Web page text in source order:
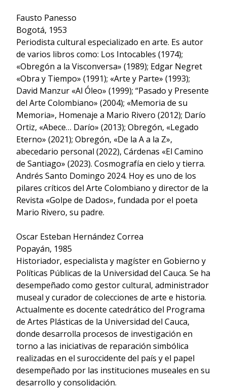
Fausto Panesso
Bogotá, 1953
Periodista cultural especializado en arte. Es autor
de varios libros como: Los Intocables (1974);
«Obregón a la Visconversa» (1989); Edgar Negret
«Obra y Tiempo» (1991); «Arte y Parte» (1993);
David Manzur «Al Óleo» (1999); “Pasado y Presente
del Arte Colombiano» (2004); «Memoria de su
Memoria», Homenaje a Mario Rivero (2012); Darío
Ortiz, «Abece… Darío» (2013); Obregón, «Legado
Eterno» (2021); Obregón, «De la A a la Z»,
abecedario personal (2022), Cárdenas «El Camino
de Santiago» (2023). Cosmografía en cielo y tierra.
Andrés Santo Domingo 2024. Hoy es uno de los
pilares críticos del Arte Colombiano y director de la
Revista «Golpe de Dados», fundada por el poeta
Mario Rivero, su padre.
Oscar Esteban Hernández Correa
Popayán, 1985
Historiador, especialista y magíster en Gobierno y
Políticas Públicas de la Universidad del Cauca. Se ha
desempeñado como gestor cultural, administrador
museal y curador de colecciones de arte e historia.
Actualmente es docente catedrático del Programa
de Artes Plásticas de la Universidad del Cauca,
donde desarrolla procesos de investigación en
torno a las iniciativas de reparación simbólica
realizadas en el suroccidente del país y el papel
desempeñado por las instituciones museales en su
desarrollo y consolidación.